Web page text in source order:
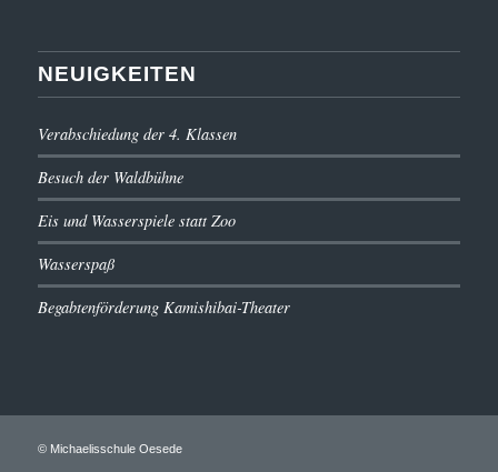
NEUIGKEITEN
Verabschiedung der 4. Klassen
Besuch der Waldbühne
Eis und Wasserspiele statt Zoo
Wasserspaß
Begabtenförderung Kamishibai-Theater
© Michaelisschule Oesede